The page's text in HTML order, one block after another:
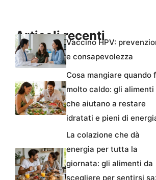
Articoli recenti
Vaccino HPV:
e consapevolezza
Cosa mangiare quando
molto caldo: gli alimenti
che aiutano a restare
idratati e pieni di
La colazione che dà
energia per tutta la
giornata: gli alimenti da
scegliere per sentirsi